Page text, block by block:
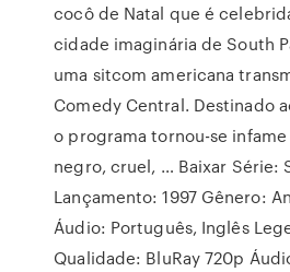
cocô de Natal que é
cidade imaginária de South
uma sitcom americana
Comedy Central. Destinado
o programa tornou-se
negro, cruel, … Baixar Série:
Lançamento: 1997 Gênero:
Áudio: Português, Inglês
Qualidade: BluRay 720p